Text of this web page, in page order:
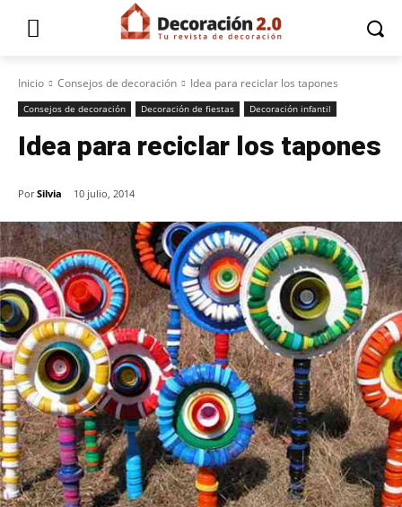
Inicio Consejos de decoración Idea para reciclar los tapones
Consejos de decoración Decoración de fiestas Decoración infantil
Idea para reciclar los tapones
Por Silvia 10 julio, 2014